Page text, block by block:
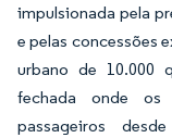
impulsionada pela
e pelas concessões
urbano de 10.000
fechada onde os
passageiros